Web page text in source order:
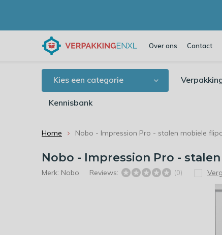
Over ons Contact
Kies een categorie
Kennisbank
Home Nobo - Impression Pro - stalen mobiele
Nobo - Impression Pro -
Merk: Nobo Reviews: (0)